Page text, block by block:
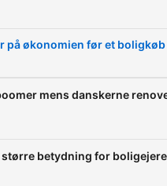
på økonomien før et boligkøb
mens danskerne
betydning for boligejere